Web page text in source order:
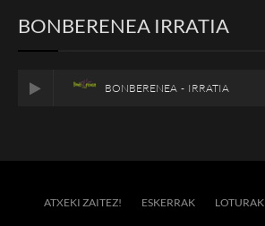
BONBERENEA IRRATIA
BONBERENEA - IRRATIA
ATXEKI ZAITEZ! ESKERRAK LOTURAK